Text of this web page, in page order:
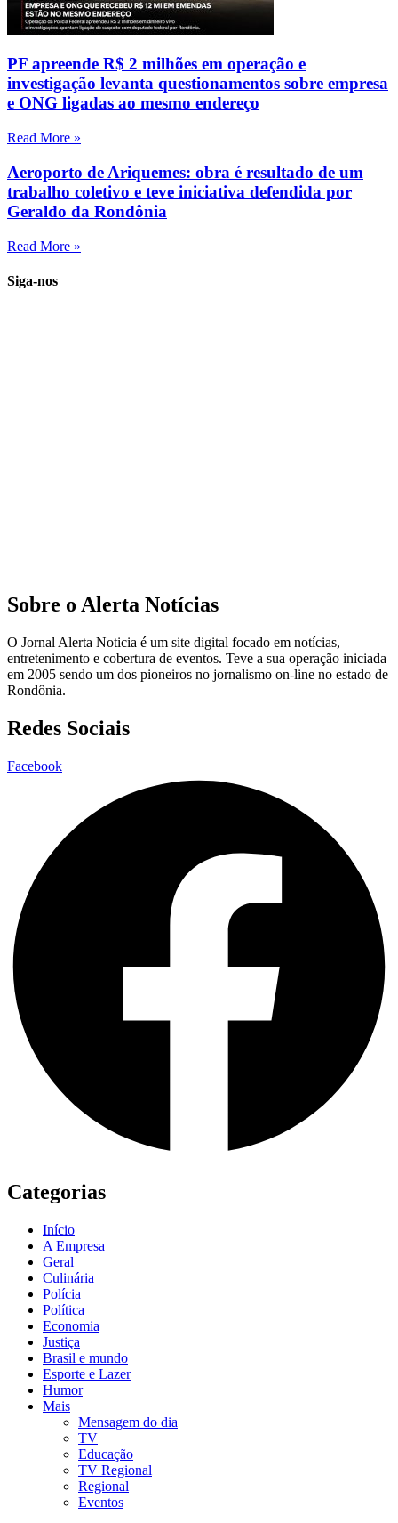
PF apreende R$ 2 milhões em operação e
investigação levanta questionamentos sobre empresa
e ONG ligadas ao mesmo endereço
Read More »
Aeroporto de Ariquemes: obra é resultado de um
trabalho coletivo e teve iniciativa defendida por
Geraldo da Rondônia
Read More »
Siga-nos
Sobre o Alerta Notícias
O Jornal Alerta Noticia é um site digital focado em notícias,
entretenimento e cobertura de eventos. Teve a sua operação iniciada
em 2005 sendo um dos pioneiros no jornalismo on-line no estado de
Rondônia.
Redes Sociais
Facebook
Categorias
Início
A Empresa
Geral
Culinária
Polícia
Política
Economia
Justiça
Brasil e mundo
Esporte e Lazer
Humor
Mais
Mensagem do dia
TV
Educação
TV Regional
Regional
Eventos